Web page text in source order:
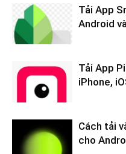
Tải App
Android
Tải App
iPhone,
Cách tải
cho